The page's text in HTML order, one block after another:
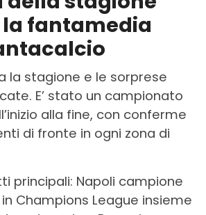
fantamedia
la stagione e le sorprese
E’ stato un campionato
alla fine, con conferme
di fronte in ogni zona di
principali: Napoli campione
in Champions League insieme